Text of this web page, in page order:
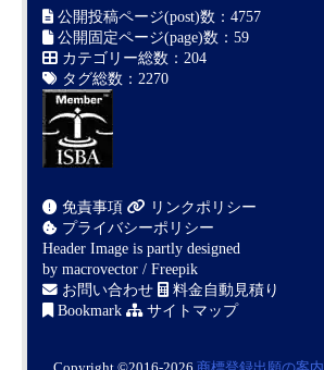
公開投稿ページ(post)数：4757
公開固定ページ(page)数：59
カテゴリー総数：204
タグ総数：2270
免責事項
リンクポリシー
プライバシーポリシー
Header Image is partly designed
by macrovector / Freepik
お問い合わせ
料金自動見積り
Bookmark
サイトマップ